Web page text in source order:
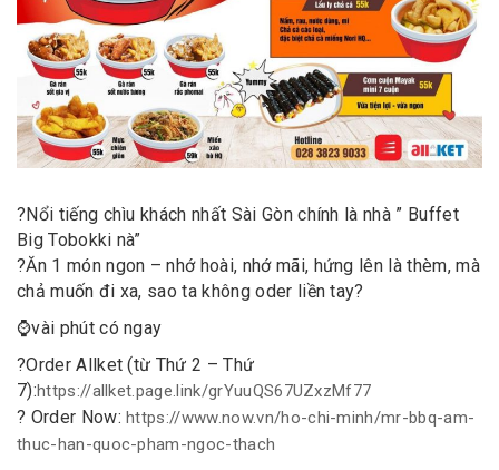
? Nổi tiếng chìu khách nhất Sài Gòn chính là nhà ” Buffet
Big Tobokki nà”
?Ăn 1 món ngon – nhớ hoài, nhớ mãi, hứng lên là thèm, mà
chả muốn đi xa, sao ta không oder liền tay?
⌚vài phút có ngay
?Order Allket (từ Thứ 2 – Thứ
7):https://allket.page.link/grYuuQS67UZxzMf77
? Order Now:https://www.now.vn/ho-chi-minh/mr-bbq-am-
thuc-han-quoc-pham-ngoc-thach